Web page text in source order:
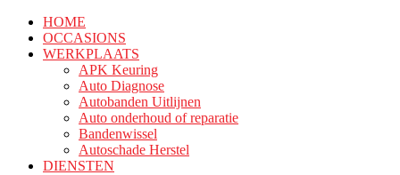
HOME
OCCASIONS
WERKPLAATS
APK Keuring
Auto Diagnose
Autobanden Uitlijnen
Auto onderhoud of reparatie
Bandenwissel
Autoschade Herstel
DIENSTEN